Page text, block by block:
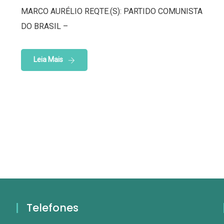
MARCO AURÉLIO REQTE.(S): PARTIDO COMUNISTA
DO BRASIL –
Leia Mais
Telefones